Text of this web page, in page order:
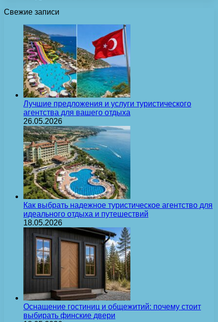
Свежие записи
Лучшие предложения и услуги туристического
агентства для вашего отдыха
26.05.2026
Как выбрать надежное туристическое агентство для
идеального отдыха и путешествий
18.05.2026
Оснащение гостиниц и общежитий: почему стоит
выбирать финские двери